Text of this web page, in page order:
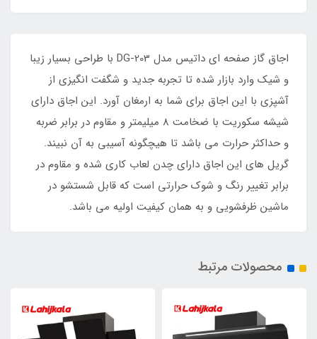
اجاق گاز صفحه ای داتیس مدل DG-203 با طراحی بسیار زیبا
و شیک وارد بازار شده تا تجربه جدید و شگفت انگیزی از
آشپزی با این اجاق برای شما به ارمغان آورد. این اجاق دارای
شیشه سکوریت با ضخامت 8 میلیمتر و مقاوم در برابر ضربه
و حداکثر حرارت می باشد تا هیچگونه آسیبی به آن نبیند.
گریل های این اجاق دارای چدن لعاب کاری شده و مقاوم در
برابر تغییر رنگ و شوک حرارتی است که قابل شستشو در
ماشین ظرفشویی و به همان کیفیت اولیه می باشد.
محصولات مرتبط